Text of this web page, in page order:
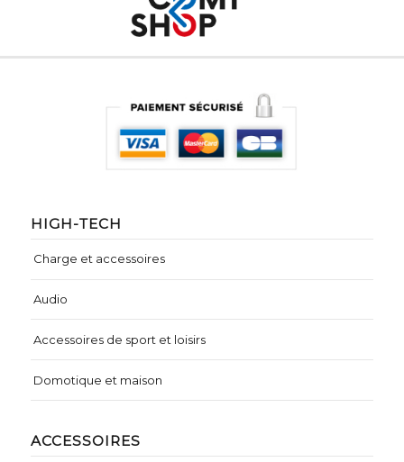
HIGH-TECH
Charge et accessoires
Audio
Accessoires de sport et loisirs
Domotique et maison
ACCESSOIRES